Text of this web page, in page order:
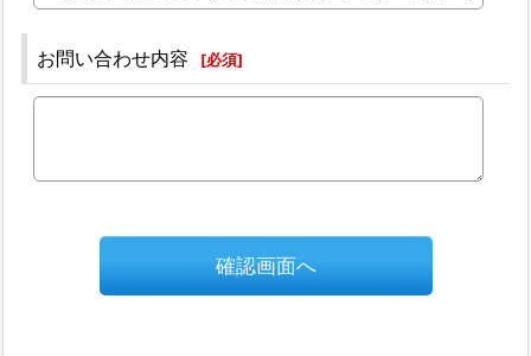
お問い合わせ内容 [必須]
確認画面へ